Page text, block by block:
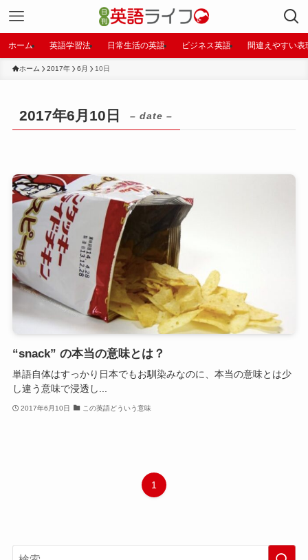
ホーム 英語学習法 日常生活の英語 ビジネス英語 間違えやすい表
ホーム 2017年 6月 10日
2017年6月10日 – date –
“snack” の本当の意味とは？
単語自体はすっかり日本でもお馴染みなのに、本当の意味とは少
し違う意味で浸透し...
2017年6月10日 この英語どういう意味
1